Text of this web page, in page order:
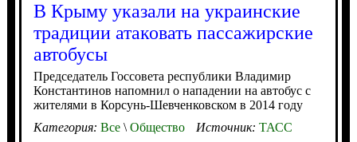
В Крыму указали на украинские
традиции атаковать пассажирские
автобусы
Председатель Госсовета республики Владимир
Константинов напомнил о нападении на автобус с
жителями в Корсунь-Шевченковском в 2014 году
Категория: Все\Общество Источник: ТАСС